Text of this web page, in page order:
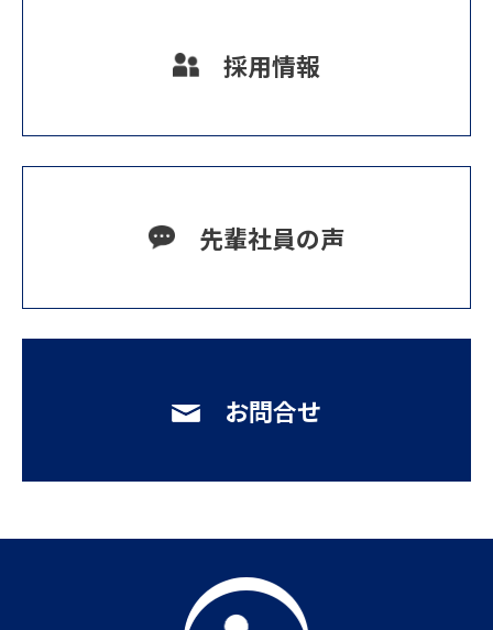
採用情報
先輩社員の声
お問合せ